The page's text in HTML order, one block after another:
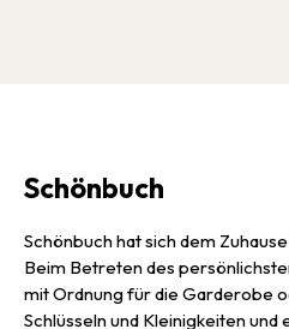
Schönbuch
Schönbuch hat sich dem
Beim Betreten des
mit Ordnung für die Garderobe
Schlüsseln und Kleinigkeiten